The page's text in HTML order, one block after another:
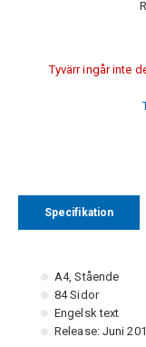
Tyvärr ingår inte
Specifikation
A4, Stående
84 Sidor
Engelsk text
Release: Juni